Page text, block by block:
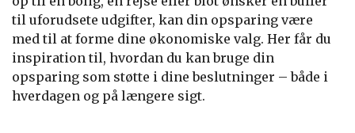
til uforudsete udgifter, kan din opsparing være
med til at forme dine økonomiske valg. Her får du
inspiration til, hvordan du kan bruge din
opsparing som støtte i dine beslutninger – både i
hverdagen og på længere sigt.